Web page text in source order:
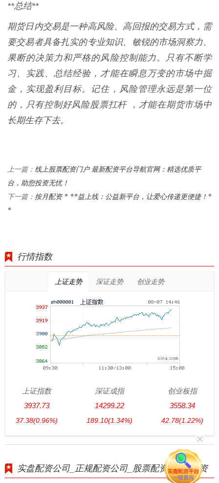
**总结**
期货日内交易是一种高风险、高回报的交易方式，需
要交易者具备扎实的专业知识、敏锐的市场洞察力、
果断的决策力和严格的风险控制能力。只有不断学
习、实践、总结经验，才能在瞬息万变的市场中掘
金，实现盈利目标。记住，风险管理永远是第一位
的，只有控制好风险股票扛杆 ，才能在期货市场中
长期生存下去。
上一篇： 线上股票配资门户 最新配资平台导航官网：精选优质平
台，助您投资无忧！
下一篇： 按月配资 * **益上线：公益新平台，让爱心传递更便捷！*
*
行情指数
上证走势 深证走势 创业走势
上证指数
3937.73
37.38(0.96%)
深证成指
14299.22
189.10(1.34%)
创业板指
3558.34
42.78(1.22%)
实盘配资公司_正规配资公司_股票配资_期货配资